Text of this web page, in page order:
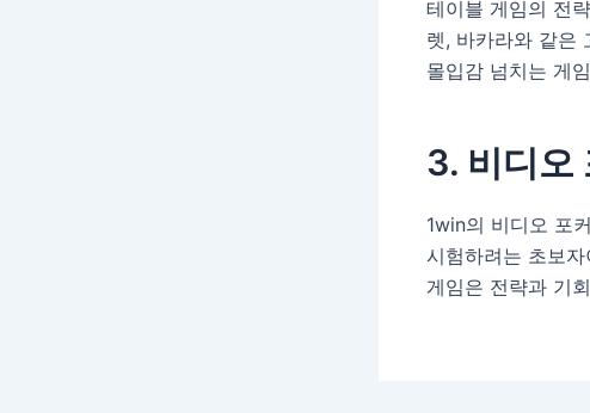
테이블 게임의 전
렛, 바카라와 같은
몰입감 넘치는 게
3. 비디오
1win의 비디오 포
시험하려는 초보
게임은 전략과 기